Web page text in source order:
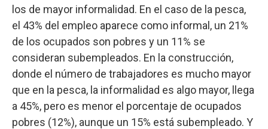
los de mayor informalidad. En el caso de la pesca,
el 43% del empleo aparece como informal, un 21%
de los ocupados son pobres y un 11% se
consideran subempleados. En la construcción,
donde el número de trabajadores es mucho mayor
que en la pesca, la informalidad es algo mayor, llega
a 45%, pero es menor el porcentaje de ocupados
pobres (12%), aunque un 15% está subempleado. Y